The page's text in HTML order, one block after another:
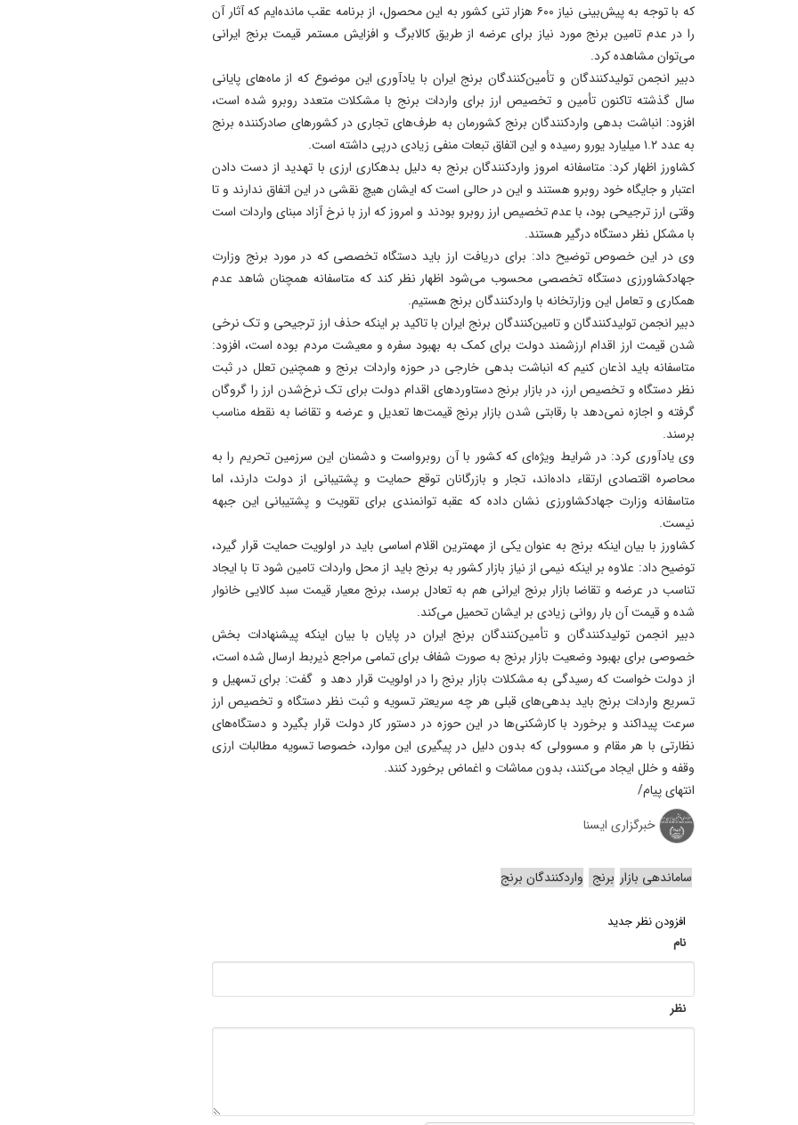
که با توجه به پیش‌بینی نیاز ۶۰۰ هزار تنی کشور به این محصول، از برنامه عقب مانده‌ایم که آثار آن
را در عدم تامین برنج مورد نیاز برای عرضه از طریق کالابرگ و افزایش مستمر قیمت برنج ایرانی
می‌توان مشاهده کرد.
دبیر انجمن تولیدکنندگان و تأمین‌کنندگان برنج ایران با یادآوری این موضوع که از ماه‌های پایانی
سال گذشته تاکنون تأمین و تخصیص ارز برای واردات برنج با مشکلات متعدد روبرو شده است،
افزود: انباشت بدهی واردکنندگان برنج کشورمان به طرف‌های تجاری در کشورهای صادرکننده برنج
به عدد ۱.۲ میلیارد یورو رسیده و این اتفاق تبعات منفی زیادی درپی داشته است.
کشاورز اظهار کرد: متاسفانه امروز واردکنندگان برنج به دلیل بدهکاری ارزی با تهدید از دست دادن
اعتبار و جایگاه خود روبرو هستند و این در حالی است که ایشان هیچ نقشی در این اتفاق ندارند و تا
وقتی ارز ترجیحی بود، با عدم تخصیص ارز روبرو بودند و امروز که ارز با نرخ آزاد مبنای واردات است
با مشکل نظر دستگاه درگیر هستند.
وی در این خصوص توضیح داد: برای دریافت ارز باید دستگاه تخصصی که در مورد برنج وزارت
جهادکشاورزی دستگاه تخصصی محسوب می‌شود اظهار نظر کند که متاسفانه همچنان شاهد عدم
همکاری و تعامل این وزارتخانه با واردکنندگان برنج هستیم.
دبیر انجمن تولیدکنندگان و تامین‌کنندگان برنج ایران با تاکید بر اینکه حذف ارز ترجیحی و تک نرخی
شدن قیمت ارز اقدام ارزشمند دولت برای کمک به بهبود سفره و معیشت مردم بوده است، افزود:
متاسفانه باید اذعان کنیم که انباشت بدهی خارجی در حوزه واردات برنج و همچنین تعلل در ثبت
نظر دستگاه و تخصیص ارز، در بازار برنج دستاوردهای اقدام دولت برای تک نرخ‌شدن ارز را گروگان
گرفته و اجازه نمی‌دهد با رقابتی شدن بازار برنج قیمت‌ها تعدیل و عرضه و تقاضا به نقطه مناسب
برسند.
وی یادآوری کرد: در شرایط ویژه‌ای که کشور با آن روبرواست و دشمنان این سرزمین تحریم را به
محاصره اقتصادی ارتقاء داده‌اند، تجار و بازرگانان توقع حمایت و پشتیبانی از دولت دارند، اما
متاسفانه وزارت جهادکشاورزی نشان داده که عقبه توانمندی برای تقویت و پشتیبانی این جبهه
نیست.
کشاورز با بیان اینکه برنج به عنوان یکی از مهمترین اقلام اساسی باید در اولویت حمایت قرار گیرد،
توضیح داد: علاوه بر اینکه نیمی از نیاز بازار کشور به برنج باید از محل واردات تامین شود تا با ایجاد
تناسب در عرضه و تقاضا بازار برنج ایرانی هم به تعادل برسد، برنج معیار قیمت سبد کالایی خانوار
شده و قیمت آن بار روانی زیادی بر ایشان تحمیل می‌کند.
دبیر انجمن تولیدکنندگان و تأمین‌کنندگان برنج ایران در پایان با بیان اینکه پیشنهادات بخش
خصوصی برای بهبود وضعیت بازار برنج به صورت شفاف برای تمامی مراجع ذیربط ارسال شده است،
از دولت خواست که رسیدگی به مشکلات بازار برنج را در اولویت قرار دهد و گفت: برای تسهیل و
تسریع واردات برنج باید بدهی‌های قبلی هر چه سریعتر تسویه و ثبت نظر دستگاه و تخصیص ارز
سرعت پیداکند و برخورد با کارشکنی‌ها در این حوزه در دستور کار دولت قرار بگیرد و دستگاه‌های
نظارتی با هر مقام و مسوولی که بدون دلیل در پیگیری این موارد، خصوصا تسویه مطالبات ارزی
وقفه و خلل ایجاد می‌کنند، بدون مماشات و اغماض برخورد کنند.
انتهای پیام/
خبرگزاری ایسنا
ساماندهی بازار برنج واردکنندگان برنج
افزودن نظر جدید
نام
نظر